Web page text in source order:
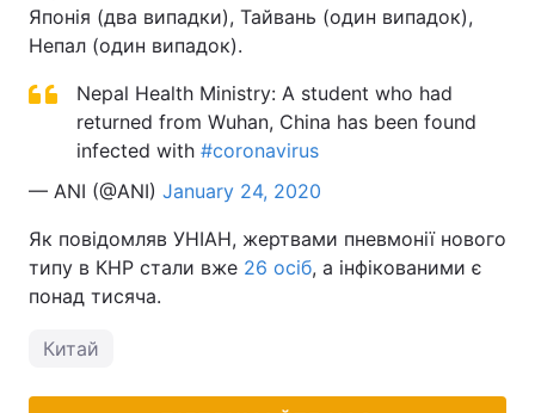
Японія (два випадки), Тайвань (один випадок),
Непал (один випадок).
Nepal Health Ministry: A student who had
returned from Wuhan, China has been found
infected with #coronavirus
— ANI (@ANI) January 24, 2020
Як повідомляв УНІАН, жертвами пневмонії нового
типу в КНР стали вже 26 осіб, а інфікованими є
понад тисяча.
Китай